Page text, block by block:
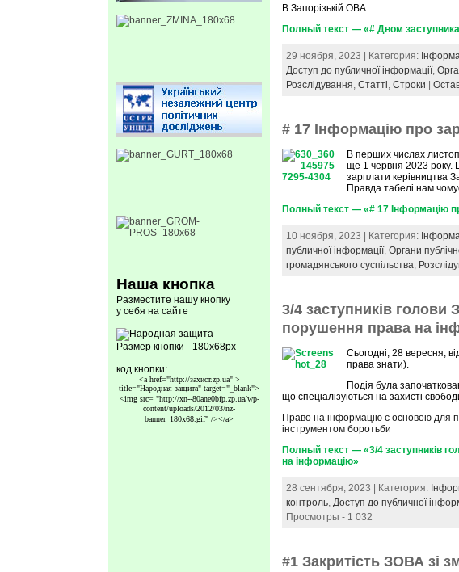
Наша кнопка
Разместите нашу кнопку
у себя на сайте
Размер кнопки - 180x68px
код кнопки:
<a href="http://захист.zp.ua" >
title="Народная защита" target="_blank">
<img src= "http://xn--80ane0bfp.zp.ua/wp-
content/uploads/2012/03/nz-
banner_180x68.gif" /></a>
В Запорізькій ОВА
Полный текст — «# Двом
29 ноября, 2023 | Категория:
Доступ до публичної інформації,
Розслідування,Статті,Строки |
# 17 Інформацію про
В перших числах
ще 1 червня 2023 року.
зарплати керівництва
Правда табелі нам
Полный текст — «# 17 Інформацію
10 ноября, 2023 | Категория:
публичної інформації,Органи
громадянського суспільства,
3/4 заступників голови
порушення права на
Сьогодні, 28 вересня,
права знати).
Подія була
що спеціалізуються на захисті
Право на інформацію є основою для
інструментом боротьби
Полный текст — «3/4 заступників
на інформацію»
28 сентября, 2023 | Категория:
контроль,Доступ до публичної
Просмотры - 1 032
#1 Закритість ЗОВА зі